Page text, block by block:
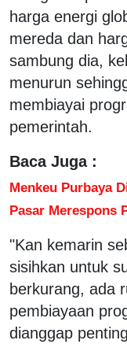
harga energi
mereda dan
sambung dia,
menurun
membiayai
pemerintah.
Baca Juga :
Menkeu Purbaya
Pasar Merespons
"Kan kemarin
sisihkan untuk
berkurang, ada
pembiayaan
dianggap